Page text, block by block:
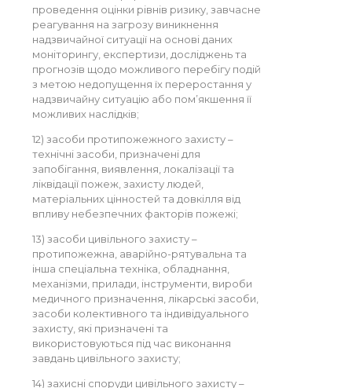
проведення оцінки рівнів ризику, завчасне
реагування на загрозу виникнення
надзвичайної ситуації на основі даних
моніторингу, експертизи, досліджень та
прогнозів щодо можливого перебігу подій
з метою недопущення їх переростання у
надзвичайну ситуацію або пом’якшення її
можливих наслідків;
12) засоби протипожежного захисту –
технічні засоби, призначені для
запобігання, виявлення, локалізації та
ліквідації пожеж, захисту людей,
матеріальних цінностей та довкілля від
впливу небезпечних факторів пожежі;
13) засоби цивільного захисту –
протипожежна, аварійно-рятувальна та
інша спеціальна техніка, обладнання,
механізми, прилади, інструменти, вироби
медичного призначення, лікарські засоби,
засоби колективного та індивідуального
захисту, які призначені та
використовуються під час виконання
завдань цивільного захисту;
14) захисні споруди цивільного захисту –